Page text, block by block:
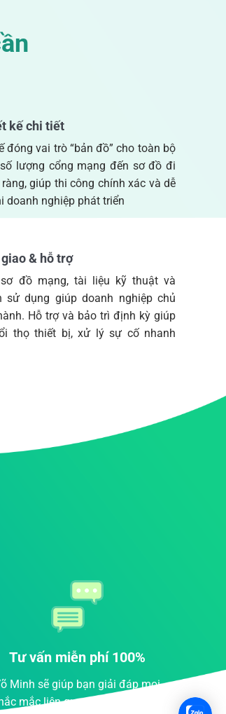
kế chi tiết
đóng vai trò “bản đồ” cho toàn bộ
lượng cổng mạng đến sơ đồ đi
giúp thi công chính xác và dễ
doanh nghiệp phát triển
giao & hỗ trợ
đồ mạng, tài liệu kỹ thuật và
sử dụng giúp doanh nghiệp chủ
Hỗ trợ và bảo trì định kỳ giúp
thọ thiết bị, xử lý sự cố nhanh
Chăm sóc tận tâm
bảo trong quá trình dịch vụ,
hàng sẽ được đảm bảo tư vấn